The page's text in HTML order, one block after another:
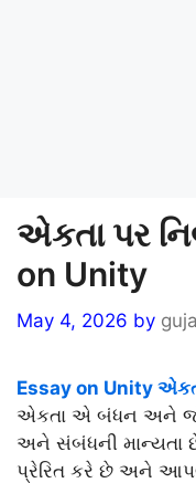
એકતા પર
on Unity
May 4, 2026 by
Essay on Unity
એકતા એ બંધન અને
અને સંબંધની માન્યતા
પ્રેરિત કરે છે અને